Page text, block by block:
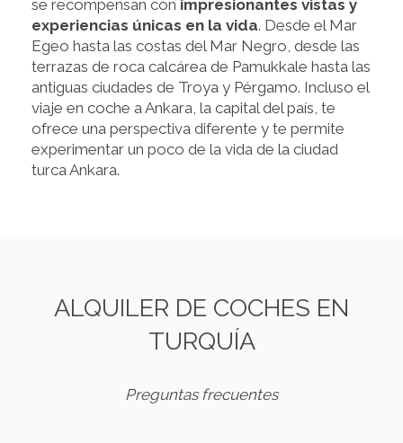
se recompensan con impresionantes vistas y
experiencias únicas en la vida. Desde el Mar
Egeo hasta las costas del Mar Negro, desde las
terrazas de roca calcárea de Pamukkale hasta las
antiguas ciudades de Troya y Pérgamo. Incluso el
viaje en coche a Ankara, la capital del país, te
ofrece una perspectiva diferente y te permite
experimentar un poco de la vida de la ciudad
turca Ankara.
ALQUILER DE COCHES EN
TURQUÍA
Preguntas frecuentes